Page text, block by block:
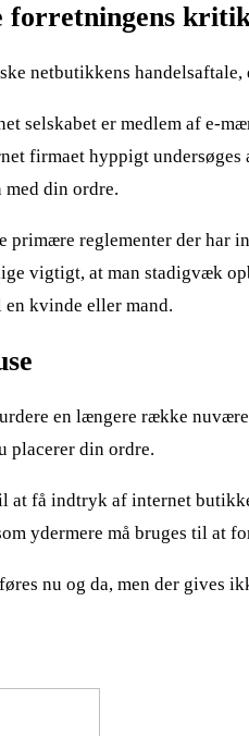
forretningens
netbutikkens
selskabet er medlem af e-
firmaet hyppigt
din ordre.
primære reglementer der har
vigtigt, at man stadigvæk
kvinde eller mand.
en længere række
placerer din ordre.
at få indtryk af internet
ydermere må bruges til at
nu og da, men der gives